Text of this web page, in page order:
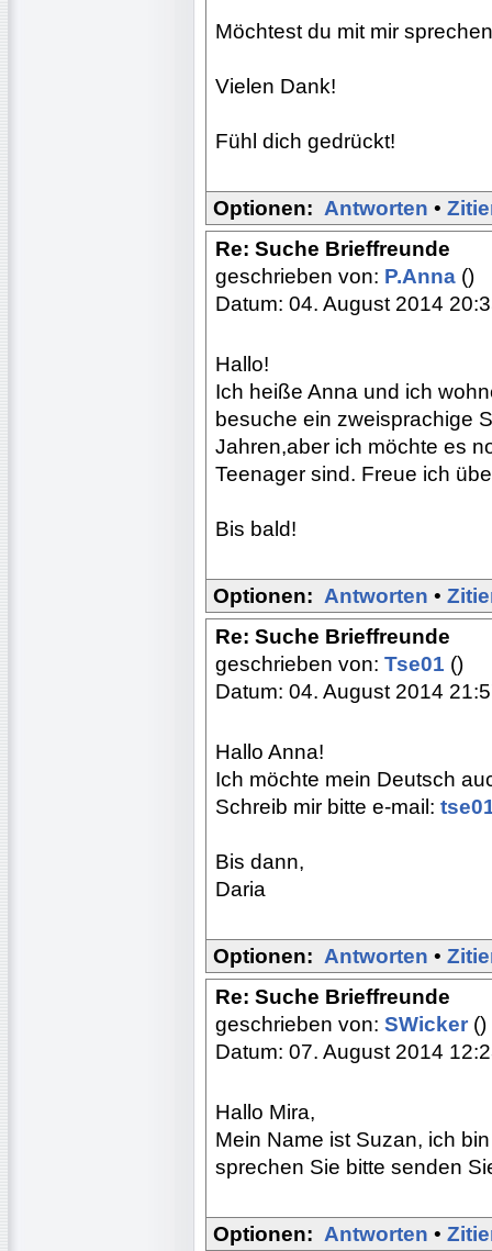
Möchtest du mit mir
Vielen Dank!
Fühl dich gedrückt!
Optionen: Antworten •
Re: Suche Brieffreunde
geschrieben von: P.Anna ()
Datum: 04. August 2014
Hallo!
Ich heiße Anna und ich
besuche ein zweisprachige
Jahren,aber ich möchte es
Teenager sind. Freue ich
Bis bald!
Optionen: Antworten •
Re: Suche Brieffreunde
geschrieben von: Tse01 ()
Datum: 04. August 2014
Hallo Anna!
Ich möchte mein Deutsch
Schreib mir bitte e-mail:
Bis dann,
Daria
Optionen: Antworten •
Re: Suche Brieffreunde
geschrieben von: SWicker ()
Datum: 07. August 2014
Hallo Mira,
Mein Name ist Suzan, ich
sprechen Sie bitte senden
Optionen: Antworten •